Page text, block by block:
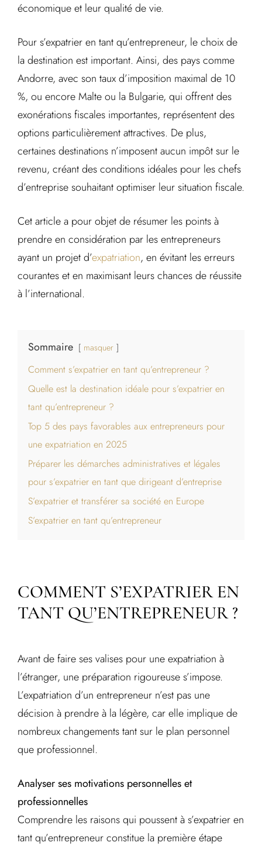
économique et leur qualité de vie.
Pour s’expatrier en tant qu’entrepreneur, le choix de
la destination est important. Ainsi, des pays comme
Andorre, avec son taux d’imposition maximal de 10
%, ou encore Malte ou la Bulgarie, qui offrent des
exonérations fiscales importantes, représentent des
options particulièrement attractives. De plus,
certaines destinations n’imposent aucun impôt sur le
revenu, créant des conditions idéales pour les chefs
d’entreprise souhaitant optimiser leur situation fiscale.
Cet article a pour objet de résumer les points à
prendre en considération par les entrepreneurs
ayant un projet d’expatriation, en évitant les erreurs
courantes et en maximisant leurs chances de réussite
à l’international.
Sommaire masquer
Comment s’expatrier en tant qu’entrepreneur ?
Quelle est la destination idéale pour s’expatrier en
tant qu’entrepreneur ?
Top 5 des pays favorables aux entrepreneurs pour
une expatriation en 2025
Préparer les démarches administratives et légales
pour s’expatrier en tant que dirigeant d’entreprise
S’expatrier et transférer sa société en Europe
S’expatrier en tant qu’entrepreneur
COMMENT S’EXPATRIER EN
TANT QU’ENTREPRENEUR ?
Avant de faire ses valises pour une expatriation à
l’étranger, une préparation rigoureuse s’impose.
L’expatriation d’un entrepreneur n’est pas une
décision à prendre à la légère, car elle implique de
nombreux changements tant sur le plan personnel
que professionnel.
Analyser ses motivations personnelles et
professionnelles
Comprendre les raisons qui poussent à s’expatrier en
tant qu’entrepreneur constitue la première étape